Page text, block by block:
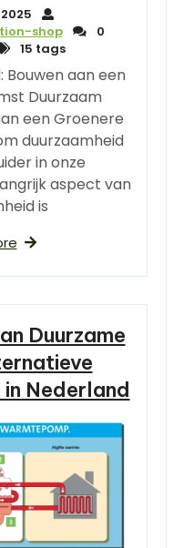
shop
0
15 tags
Bouwen aan een
Duurzaam
een Groenere
duurzaamheid
in onze
aspect van
is
Duurzame
in Nederland